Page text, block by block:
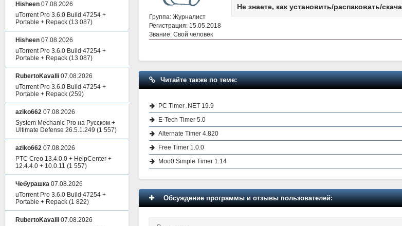
Группа: Журналист
Регистрация: 15.05.2018
Звание: Свой человек
Не знаете, как установить/распаковать/
Читайте также по теме:
PC Timer .NET 19.9
E-Tech Timer 5.0
Alternate Timer 4.820
Free Timer 1.0.0
Moo0 Simple Timer 1.14
Обсуждение программы и отзывы пользователей:
Hisheen 07.08.2026
uTorrent Pro 3.6.0 Build 47254 +
Portable + Repack (13 087)
Hisheen 07.08.2026
uTorrent Pro 3.6.0 Build 47254 +
Portable + Repack (13 087)
RubertoKavalli 07.08.2026
uTorrent Pro 3.6.0 Build 47254 +
Portable + Repack (259)
aziko662 07.08.2026
System Mechanic Pro на Русском +
Ultimate Defense 26.5.1.249 (1 557)
aziko662 07.08.2026
PTC Creo 13.4.0.0 + HelpCenter +
12.4.4.0 + 10.0.11 (1 557)
Чебурашка 07.08.2026
uTorrent Pro 3.6.0 Build 47254 +
Portable + Repack (1 822)
RubertoKavalli 07.08.2026